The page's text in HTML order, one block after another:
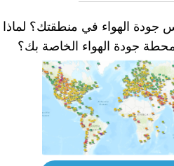
الهواء في منطقتك؟ لماذا
جودة الهواء الخاصة بك؟